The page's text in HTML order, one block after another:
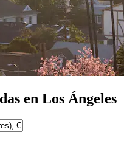
en Los Ángeles